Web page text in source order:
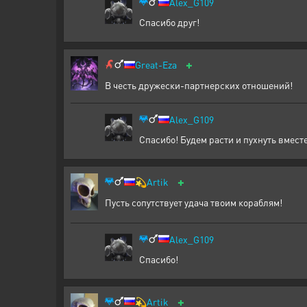
Спасибо друг!
Great-Eza +
В честь дружески-партнерских отношений!
Alex_G109
Спасибо! Будем расти и пухнуть
💫Artik +
Пусть сопутствует удача твоим кораблям!
Alex_G109
Спасибо!
💫Artik +